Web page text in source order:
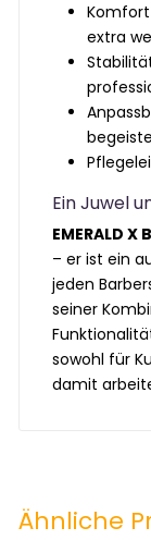
extra
Ein Juwel
EMERALD X
– er ist ein
jeden
seiner
sowohl für
damit
Ähnliche